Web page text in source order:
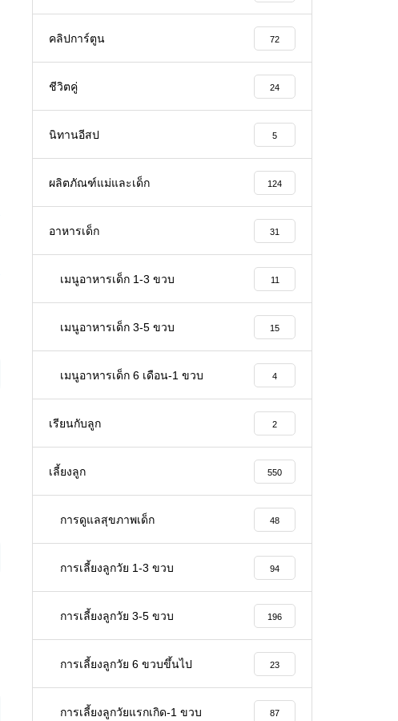
คลิปการ์ตูน 72
ชีวิตคู่ 24
นิทานอีสป 5
ผลิตภัณฑ์แม่และเด็ก 124
อาหารเด็ก 31
เมนูอาหารเด็ก 1-3 ขวบ 11
เมนูอาหารเด็ก 3-5 ขวบ 15
เมนูอาหารเด็ก 6 เดือน-1 ขวบ 4
เรียนกับลูก 2
เลี้ยงลูก 550
การดูแลสุขภาพเด็ก 48
การเลี้ยงลูกวัย 1-3 ขวบ 94
การเลี้ยงลูกวัย 3-5 ขวบ 196
การเลี้ยงลูกวัย 6 ขวบขึ้นไป 23
การเลี้ยงลูกวัยแรกเกิด-1 ขวบ 87